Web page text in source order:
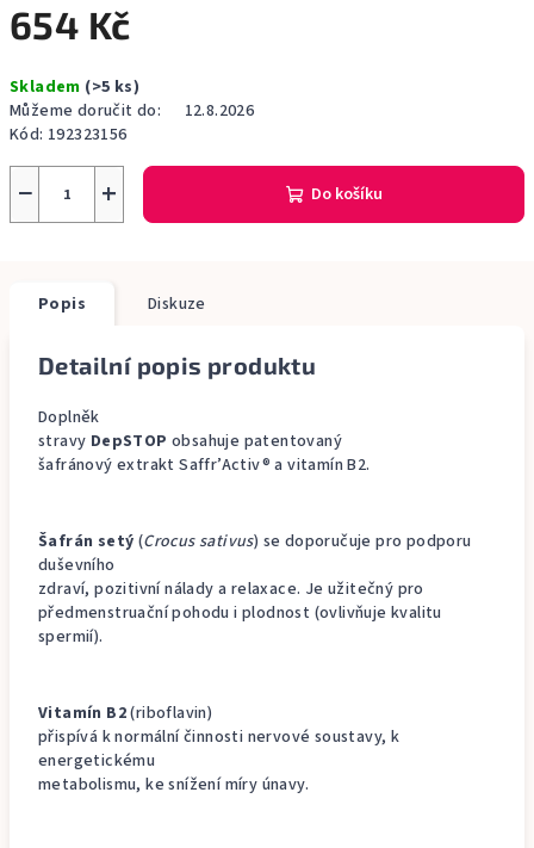
654 Kč
cena:
Skladem (>5 ks)
Můžeme doručit do:
12.8.2026
Kód: 192323156
+
− Do košíku
Popis Diskuze
Detailní popis produktu
Doplněk
stravy DepSTOPobsahuje patentovaný
šafránový extrakt Saffr’Activ® a vitamín B2.
Šafrán setý (Crocus sativus) se doporučuje pro podporu
duševního
zdraví, pozitivní nálady a relaxace. Je užitečný pro
předmenstruační pohodu i plodnost (ovlivňuje kvalitu
spermií).
Vitamín B2(riboflavin)
přispívá k normální činnosti nervové soustavy, k
energetickému
metabolismu, ke snížení míry únavy.